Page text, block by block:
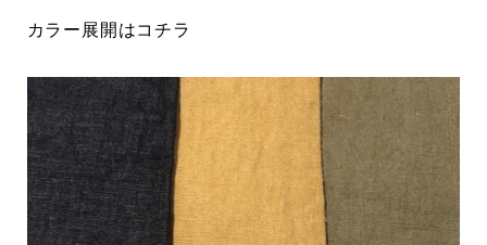
カラー展開はコチラ